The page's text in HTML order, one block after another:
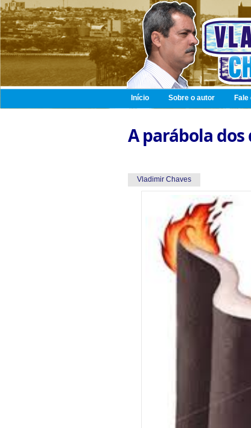
Início Sobre o autor
A parábola
Vladimir Chaves